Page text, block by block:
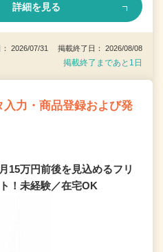
詳細を見る
： 2026/07/31 掲載終了日： 2026/08/08
掲載終了まであと1日
力・商品登録および発
15万円前後を見込めるフリ
！未経験／在宅OK